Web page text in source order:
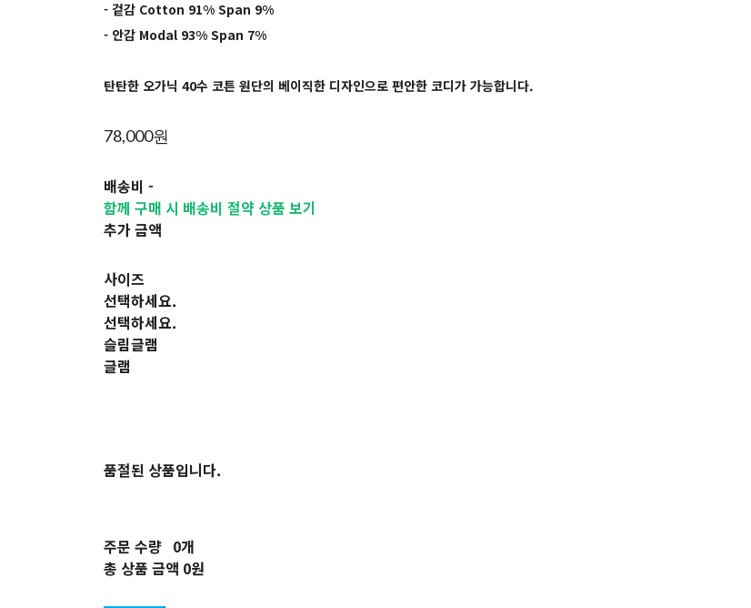
- 겉감 Cotton 91% Span 9%
- 안감 Modal 93% Span 7%
탄탄한 오가닉 40수 코튼 원단의 베이직한 디자인으로 편안한 코디가 가능합니다.
78,000원
배송비-
함께 구매 시 배송비 절약 상품 보기
추가 금액
사이즈
선택하세요.
선택하세요.
슬림글램
글램
품절된 상품입니다.
주문 수량 0개
총 상품 금액 0원